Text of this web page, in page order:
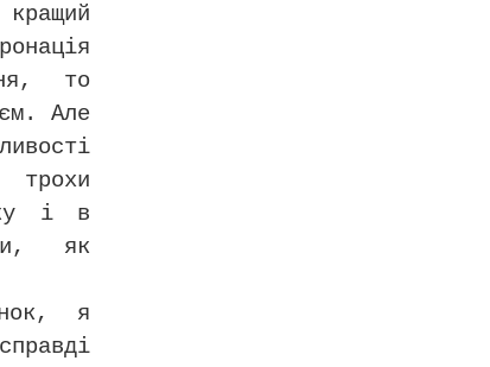
то
Але
трохи
і в
як
я